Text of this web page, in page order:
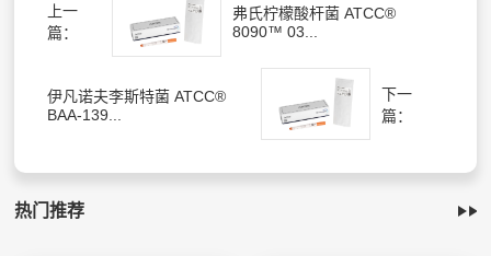
上一
篇：
弗氏柠檬酸杆菌 ATCC®
8090™ 03...
伊凡诺夫李斯特菌 ATCC®
BAA-139...
下一
篇：
热门推荐